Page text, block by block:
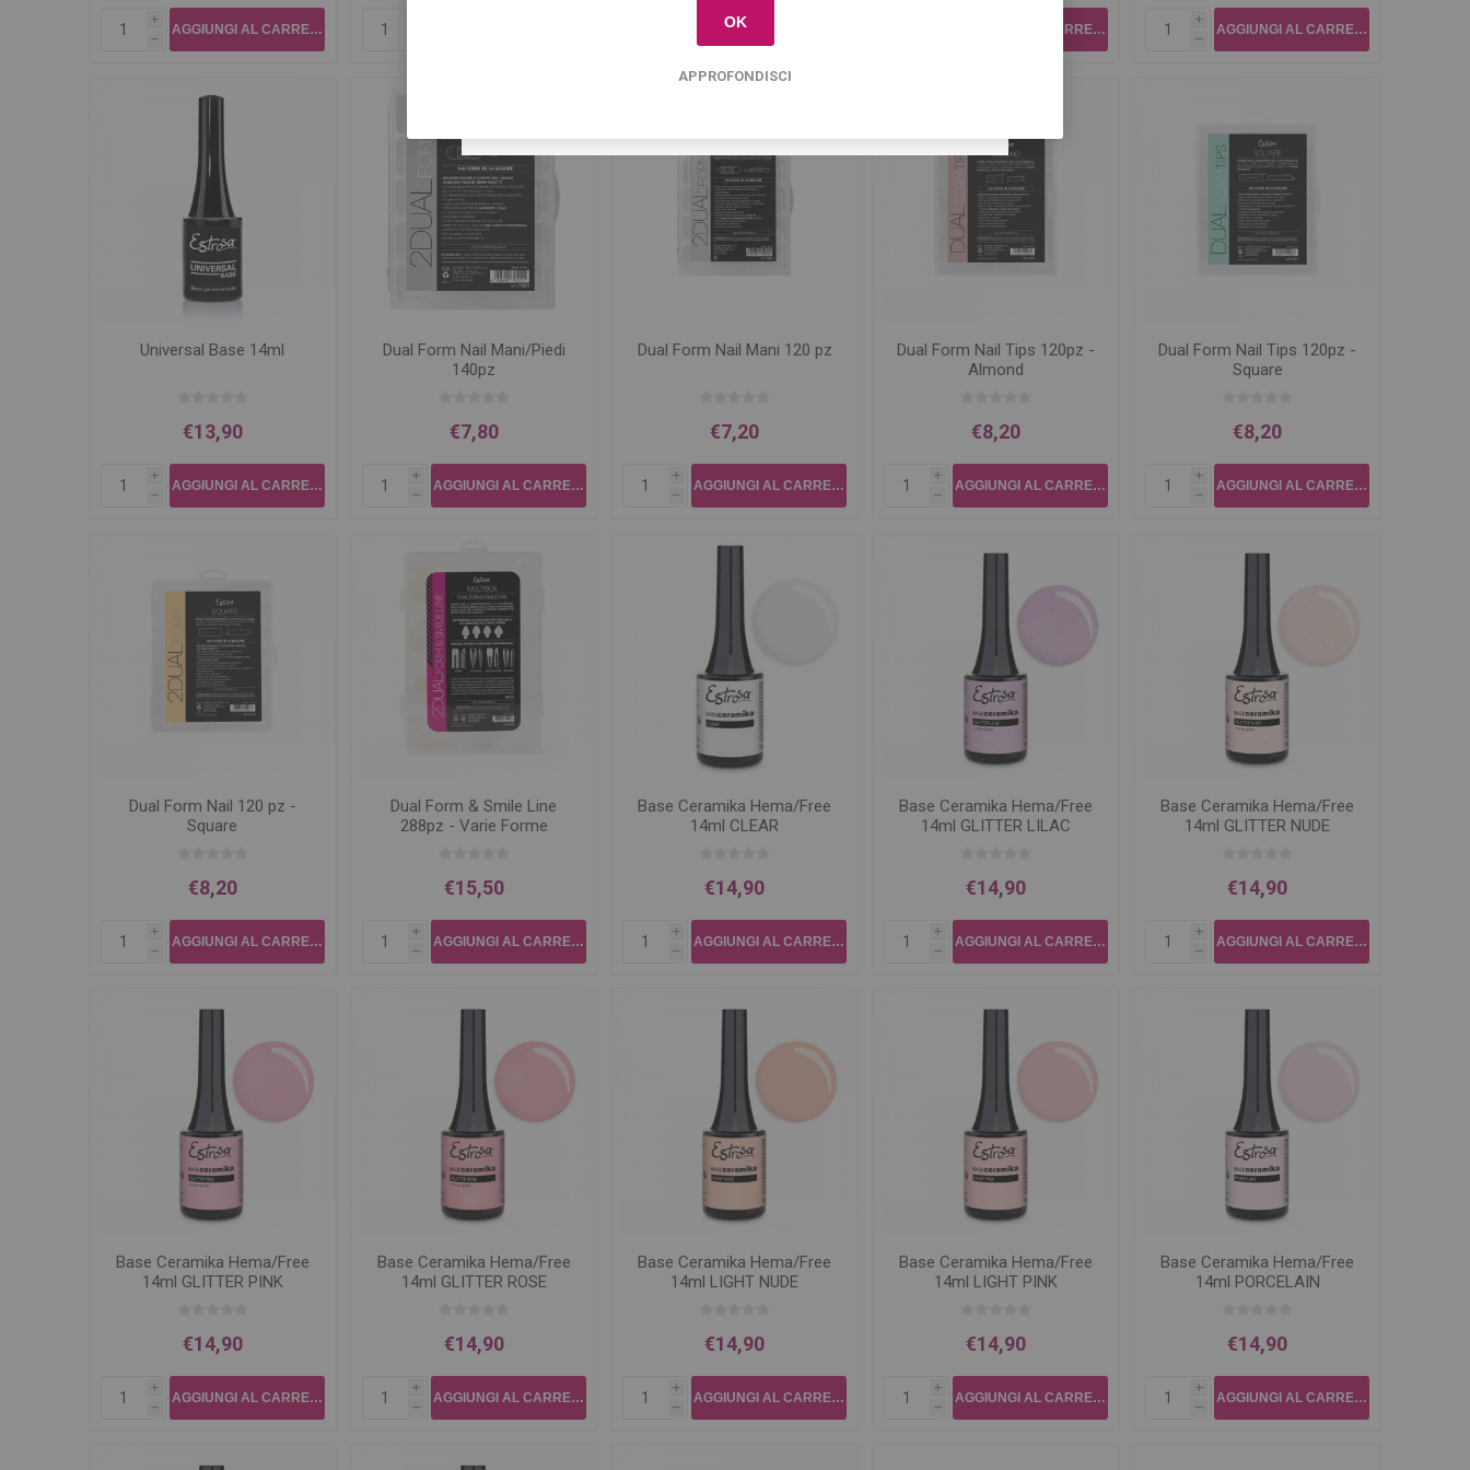
i
h
i
h
Universal Base 14ml
€13,90
i
h
Dual Form Nail Mani/Piedi
140pz
€7,80
i
h
Dual Form Nail Mani 120 pz
€7,20
i
h
Dual Form Nail Tips 120pz -
Almond
€8,20
i
h
Dual Form Nail Tips 120pz -
Square
€8,20
i
h
Dual Form Nail 120 pz -
Square
€8,20
i
h
Dual Form & Smile Line
288pz - Varie Forme
€15,50
i
h
Base Ceramika Hema/Free
14ml CLEAR
€14,90
i
h
Base Ceramika Hema/Free
14ml GLITTER LILAC
€14,90
i
h
Base Ceramika Hema/Free
14ml GLITTER NUDE
€14,90
i
h
Base Ceramika Hema/Free
14ml GLITTER PINK
€14,90
i
h
Base Ceramika Hema/Free
14ml GLITTER ROSE
€14,90
i
h
Base Ceramika Hema/Free
14ml LIGHT NUDE
€14,90
i
h
Base Ceramika Hema/Free
14ml LIGHT PINK
€14,90
i
h
Base Ceramika Hema/Free
14ml PORCELAIN
€14,90
i
h
OK
APPROFONDISCI